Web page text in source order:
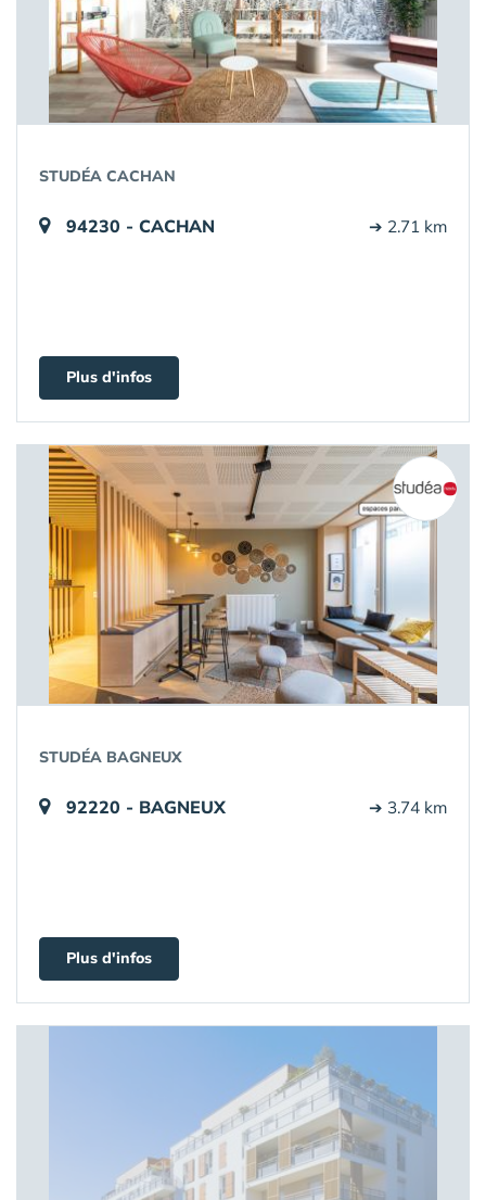
STUDÉA CACHAN
94230 - CACHAN ➔ 2.71 km
Plus d'infos
STUDÉA BAGNEUX
92220 - BAGNEUX ➔ 3.74 km
Plus d'infos